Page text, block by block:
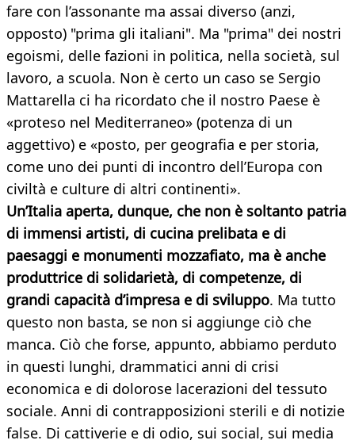
fare con l’assonante ma assai diverso (anzi,
opposto) "prima gli italiani". Ma "prima" dei nostri
egoismi, delle fazioni in politica, nella società, sul
lavoro, a scuola. Non è certo un caso se Sergio
Mattarella ci ha ricordato che il nostro Paese è
«proteso nel Mediterraneo» (potenza di un
aggettivo) e «posto, per geografia e per storia,
come uno dei punti di incontro dell’Europa con
civiltà e culture di altri continenti».
Un’Italia aperta, dunque, che non è soltanto patria
di immensi artisti, di cucina prelibata e di
paesaggi e monumenti mozzafiato, ma è anche
produttrice di solidarietà, di competenze, di
grandi capacità d’impresa e di sviluppo. Ma tutto
questo non basta, se non si aggiunge ciò che
manca. Ciò che forse, appunto, abbiamo perduto
in questi lunghi, drammatici anni di crisi
economica e di dolorose lacerazioni del tessuto
sociale. Anni di contrapposizioni sterili e di notizie
false. Di cattiverie e di odio, sui social, sui media